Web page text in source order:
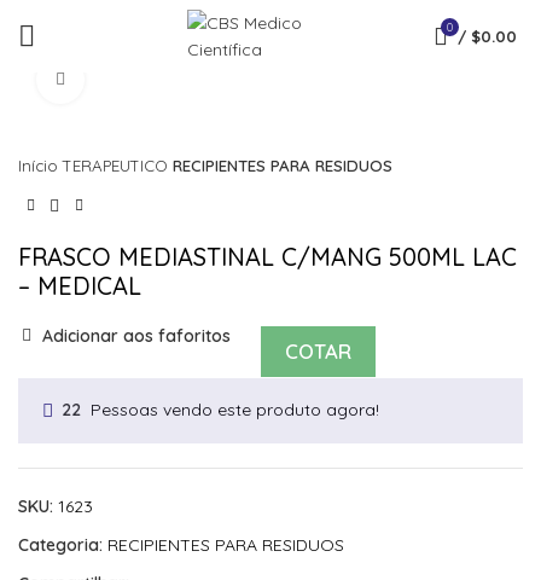
0 / $0.00
InícioTERAPEUTICO RECIPIENTES PARA RESIDUOS
FRASCO MEDIASTINAL C/MANG 500ML LAC
– MEDICAL
Adicionar aos faforitos
COTAR
22 Pessoas vendo este produto agora!
SKU: 1623
Categoria: RECIPIENTES PARA RESIDUOS